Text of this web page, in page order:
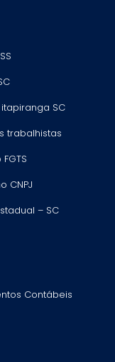
SC
trabalhistas
CNPJ
– SC
Contábeis